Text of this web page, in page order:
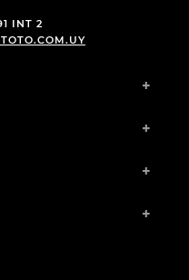
INT 2
+
+
+
+